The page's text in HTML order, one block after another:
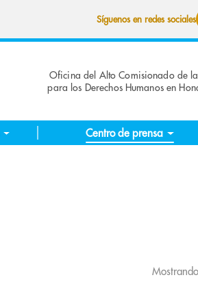
Síguenos en redes sociales
Oficina del Alto Comisionado de
para los Derechos Humanos en
Centro de prensa